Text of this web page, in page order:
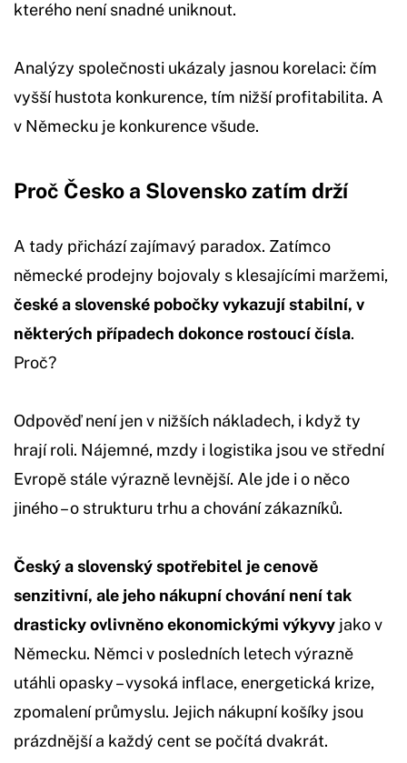
kterého není snadné uniknout.
Analýzy společnosti ukázaly jasnou korelaci: čím
vyšší hustota konkurence, tím nižší profitabilita. A
v Německu je konkurence všude.
Proč Česko a Slovensko zatím drží
A tady přichází zajímavý paradox. Zatímco
německé prodejny bojovaly s klesajícími maržemi,
české a slovenské pobočky vykazují stabilní, v
některých případech dokonce rostoucí čísla.
Proč?
Odpověď není jen v nižších nákladech, i když ty
hrají roli. Nájemné, mzdy i logistika jsou ve střední
Evropě stále výrazně levnější. Ale jde i o něco
jiného – o strukturu trhu a chování zákazníků.
Český a slovenský spotřebitel je cenově
senzitivní, ale jeho nákupní chování není tak
drasticky ovlivněno ekonomickými výkyvy jako v
Německu. Němci v posledních letech výrazně
utáhli opasky – vysoká inflace, energetická krize,
zpomalení průmyslu. Jejich nákupní košíky jsou
prázdnější a každý cent se počítá dvakrát.